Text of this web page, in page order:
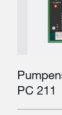
PC 211